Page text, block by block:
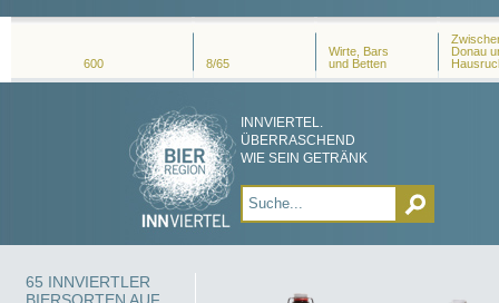
600 8/65
Wirte, Bars
und Betten
Donau
INNVIERTEL.
ÜBERRASCHEND
WIE SEIN GETRÄNK
65 INNVIERTLER